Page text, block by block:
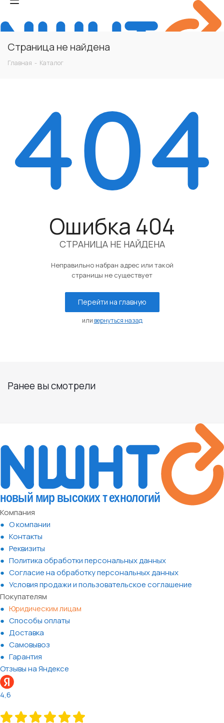
Страница не найдена
Главная - Каталог
Ошибка 404
СТРАНИЦА НЕ НАЙДЕНА
Неправильно набран адрес или такой
страницы не существует
Перейти на главную
или вернуться назад
Ранее вы смотрели
Компания
О компании
Контакты
Реквизиты
Политика обработки персональных данных
Согласие на обработку персональных данных
Условия продажи и пользовательское соглашение
Покупателям
Юридическим лицам
Способы оплаты
Доставка
Самовывоз
Гарантия
Отзывы на Яндексе
4,6